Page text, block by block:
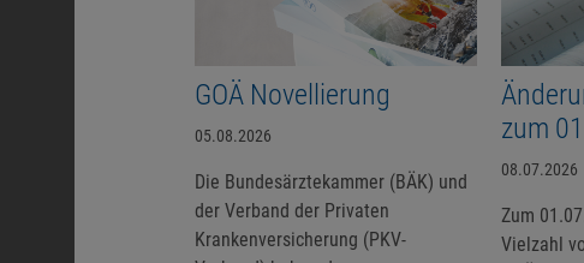
GOÄ Novellierung
05.08.2026
Die Bundesärztekammer (BÄK) und
der Verband der Privaten
Krankenversicherung (PKV-
zum
08.07.2026
Zum
Vielzahl